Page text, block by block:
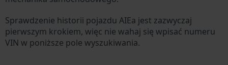
Sprawdzenie historii pojazdu AIEa jest zazwyczaj
pierwszym krokiem, więc nie wahaj się wpisać numeru
VIN w poniższe pole wyszukiwania.